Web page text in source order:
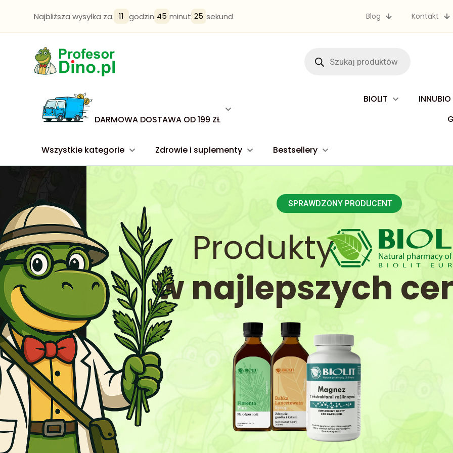
Najbliższa wysyłka za: 11 godzin 45 minut 24 sekund Blog Kontakt
produktów
DARMOWA DOSTAWA OD 199 ZŁ
BIOLIT
INNUBIO
Wszystkie kategorie Zdrowie i suplementy Bestsellery
SPRAWDZONY PRODUCENT
Sprawdzam produkty
Produkty
w najlepszych